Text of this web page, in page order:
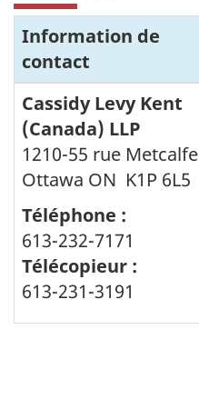
Information de
contact
Cassidy Levy Kent
(Canada) LLP
1210-55 rue Metcalfe
Ottawa ON K1P 6L5
Téléphone :
613-232-7171
Télécopieur :
613-231-3191